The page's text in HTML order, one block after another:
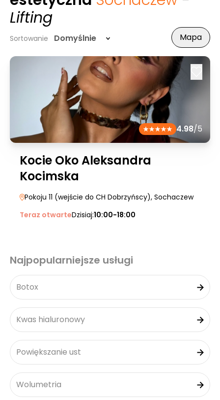
Lifting
Sortowanie Domyślnie Mapa
4.98/5
Kocie Oko Aleksandra
Kocimska
Pokoju 11 (wejście do CH Dobrzyńscy), Sochaczew
Teraz otwarteDzisiaj:10:00-18:00
Najpopularniejsze usługi
Botox
Kwas hialuronowy
Powiększanie ust
Wolumetria